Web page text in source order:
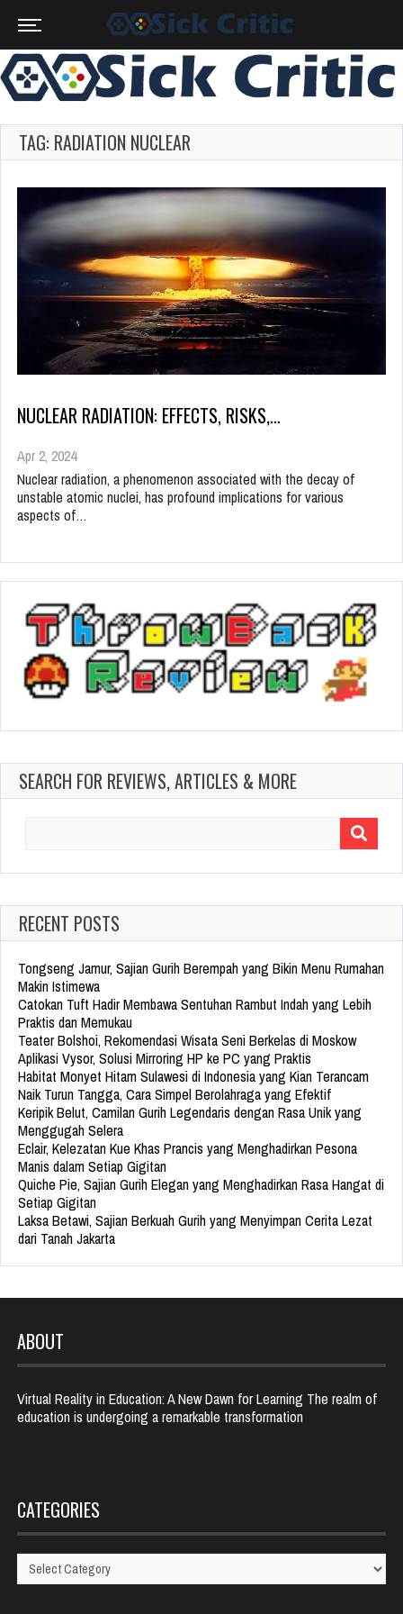
TAG: RADIATION NUCLEAR
NUCLEAR RADIATION: EFFECTS, RISKS,…
Apr 2, 2024
Nuclear radiation, a phenomenon associated with the decay of
unstable atomic nuclei, has profound implications for various
aspects of…
SEARCH FOR REVIEWS, ARTICLES & MORE
RECENT POSTS
Tongseng Jamur, Sajian Gurih Berempah yang Bikin Menu Rumahan
Makin Istimewa
Catokan Tuft Hadir Membawa Sentuhan Rambut Indah yang Lebih
Praktis dan Memukau
Teater Bolshoi, Rekomendasi Wisata Seni Berkelas di Moskow
Aplikasi Vysor, Solusi Mirroring HP ke PC yang Praktis
Habitat Monyet Hitam Sulawesi di Indonesia yang Kian Terancam
Naik Turun Tangga, Cara Simpel Berolahraga yang Efektif
Keripik Belut, Camilan Gurih Legendaris dengan Rasa Unik yang
Menggugah Selera
Eclair, Kelezatan Kue Khas Prancis yang Menghadirkan Pesona
Manis dalam Setiap Gigitan
Quiche Pie, Sajian Gurih Elegan yang Menghadirkan Rasa Hangat di
Setiap Gigitan
Laksa Betawi, Sajian Berkuah Gurih yang Menyimpan Cerita Lezat
dari Tanah Jakarta
ABOUT
Virtual Reality in Education: A New Dawn for Learning The realm of
education is undergoing a remarkable transformation
CATEGORIES
Categories